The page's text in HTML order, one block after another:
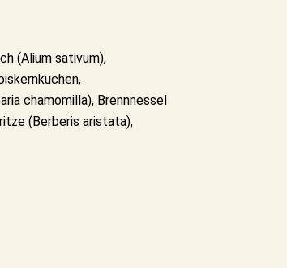
(Alium sativum),
chamomilla), Brennnessel
(Berberis aristata),